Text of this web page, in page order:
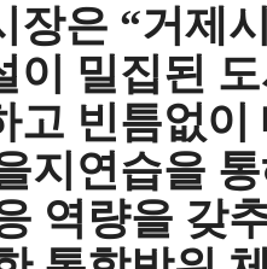
장은 “거제
이 밀집된
고 빈틈없
지연습을
역량을 갖